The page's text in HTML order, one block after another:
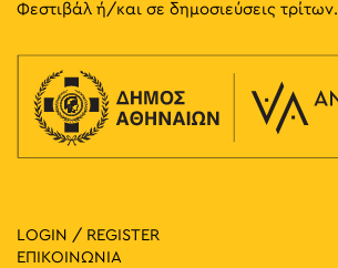
Φεστιβάλ ή/και σε δημοσιεύσεις τρίτων.
LOGIN / REGISTER
ΕΠΙΚΟΙΝΩΝΙΑ